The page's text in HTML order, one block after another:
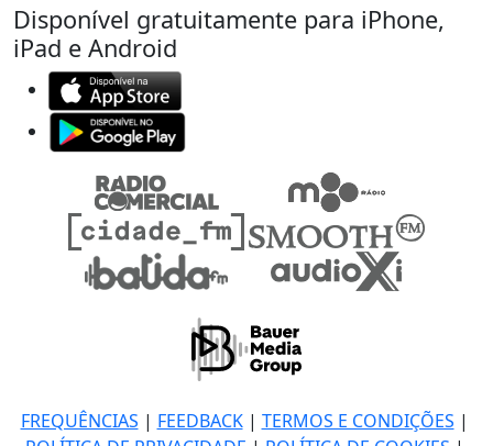
Disponível gratuitamente para iPhone,
iPad e Android
FREQUÊNCIAS | FEEDBACK| TERMOS E CONDIÇÕES |